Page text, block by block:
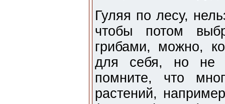
Гуляя по лесу,
чтобы потом
грибами, можно,
для себя, но не
помните, что
растений,